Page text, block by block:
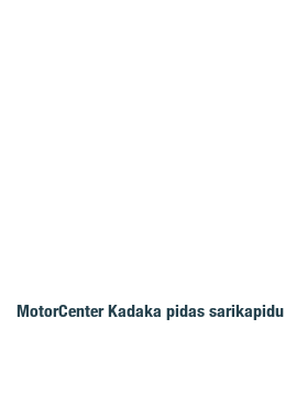
MotorCenter Kadaka pidas sarikapidu